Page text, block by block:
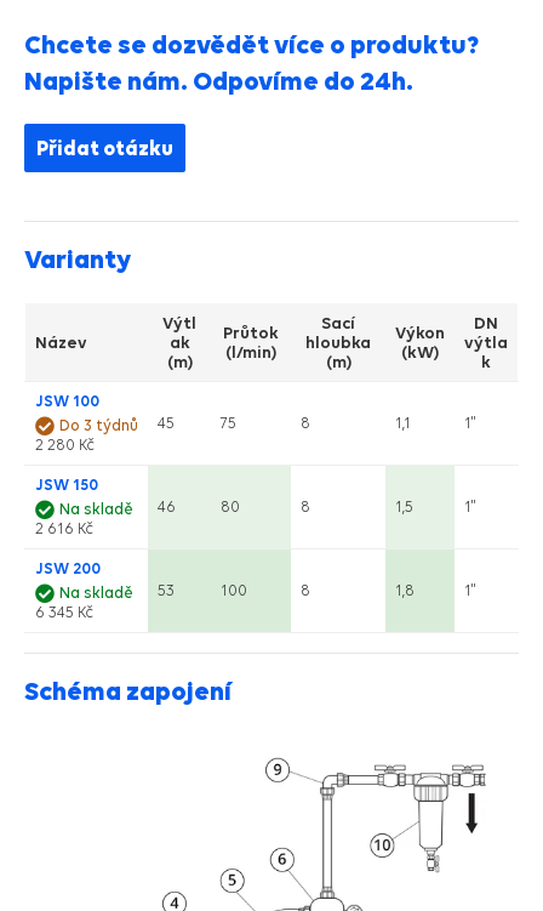
Chcete se dozvědět více o produktu?
Napište nám. Odpovíme do 24h.
Přidat otázku
Varianty
Název
Výtl
ak
(m)
Průtok
(l/min)
Sací
hloubka
(m)
Výkon
(kW)
DN
výtla
k
JSW 100
Do 3 týdnů
2 280 Kč
45 75 8 1,1 1"
JSW 150
Na skladě
2 616 Kč
46 80 8 1,5 1"
JSW 200
Na skladě
6 345 Kč
53 100 8 1,8 1"
Schéma zapojení